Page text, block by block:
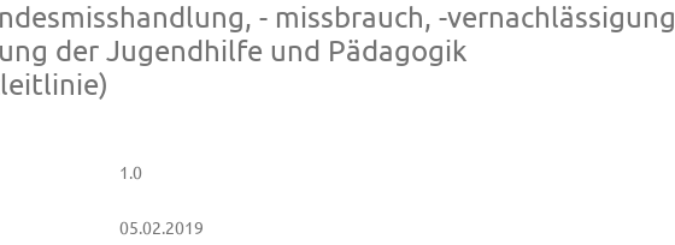
- missbrauch, -vernachlässigung
der Jugendhilfe und Pädagogik
1.0
05.02.2019